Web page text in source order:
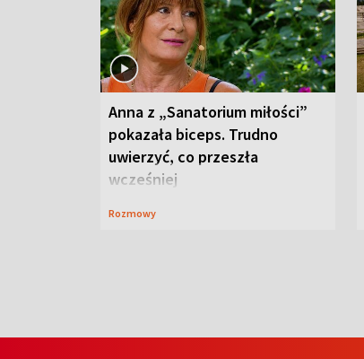
Anna z „Sanatorium miłości”
pokazała biceps. Trudno
uwierzyć, co przeszła
wcześniej
Rozmowy